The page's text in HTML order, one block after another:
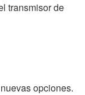
transmisor de
opciones.